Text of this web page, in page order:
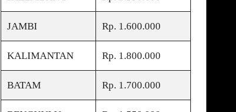
JAMBI Rp. 1.600.000
KALIMANTAN Rp. 1.800.000
BATAM Rp. 1.700.000